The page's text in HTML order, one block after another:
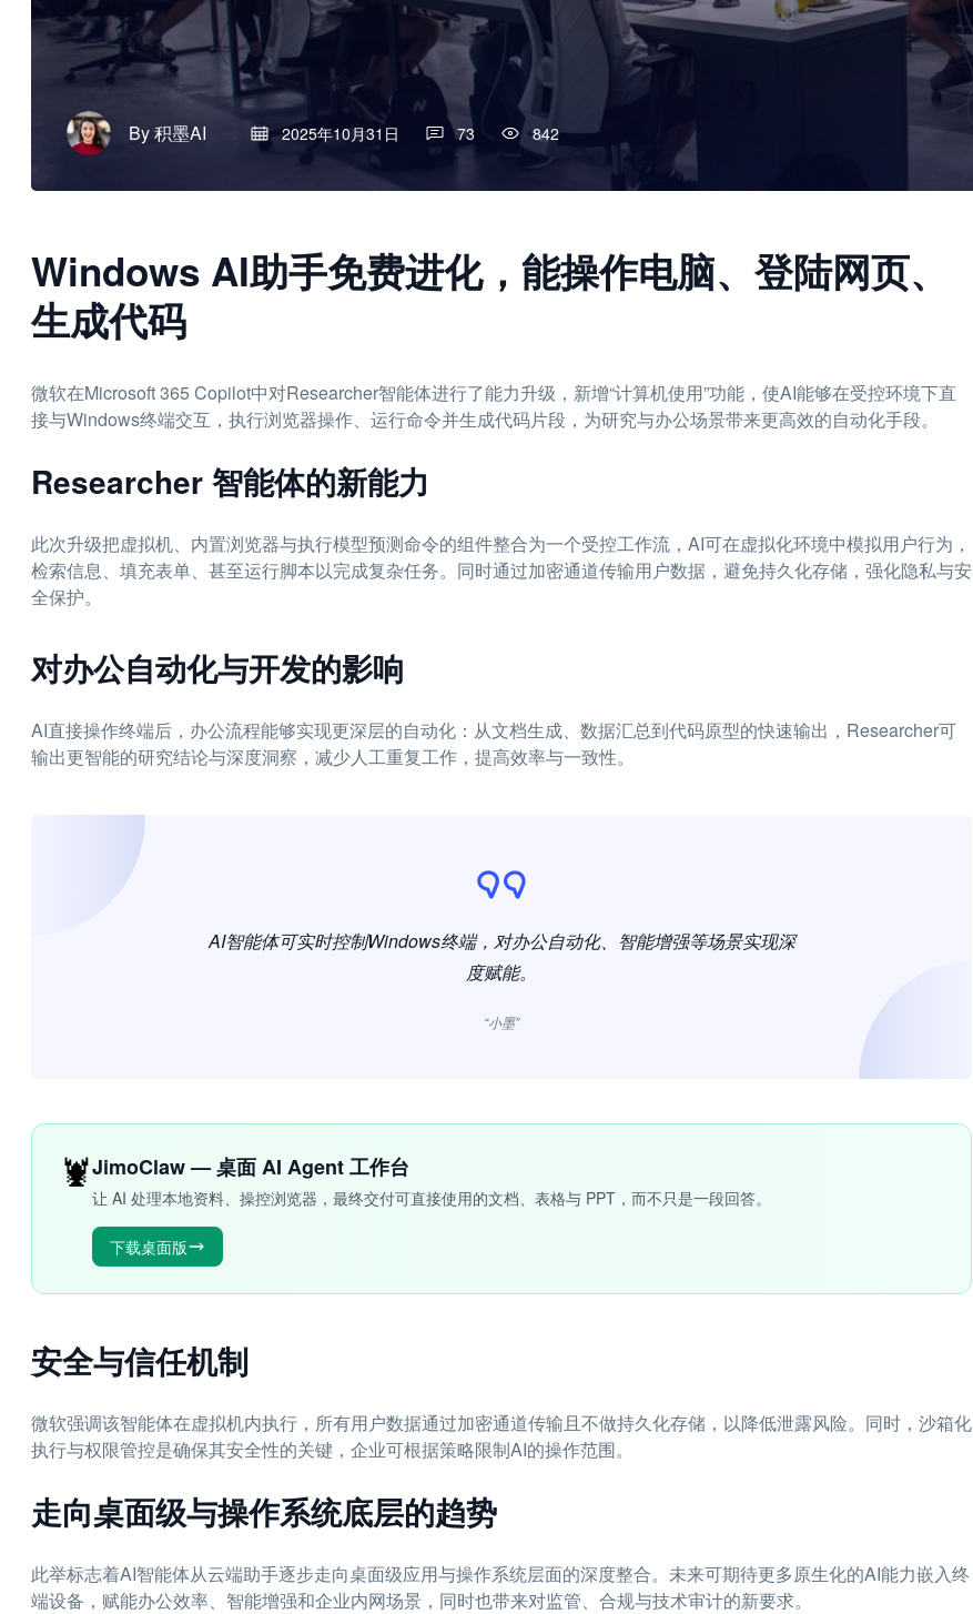
By积墨AI 2025年10月31日 73 842
Windows AI助手免费进化，能操作电脑、登陆网页、
生成代码
微软在Microsoft 365 Copilot中对Researcher智能体进行了能力升级，新增“计算机使用”功能，使AI能够在受控环境下直
接与Windows终端交互，执行浏览器操作、运行命令并生成代码片段，为研究与办公场景带来更高效的自动化手段。
Researcher 智能体的新能力
此次升级把虚拟机、内置浏览器与执行模型预测命令的组件整合为一个受控工作流，AI可在虚拟化环境中模拟用户行为，
检索信息、填充表单、甚至运行脚本以完成复杂任务。同时通过加密通道传输用户数据，避免持久化存储，强化隐私与安
全保护。
对办公自动化与开发的影响
AI直接操作终端后，办公流程能够实现更深层的自动化：从文档生成、数据汇总到代码原型的快速输出，Researcher可
输出更智能的研究结论与深度洞察，减少人工重复工作，提高效率与一致性。
AI智能体可实时控制Windows终端，对办公自动化、智能增强等场景实现深
度赋能。
“小墨”
🦞JimoClaw — 桌面 AI Agent 工作台
让 AI 处理本地资料、操控浏览器，最终交付可直接使用的文档、表格与 PPT，而不只是一段回答。
下载桌面版
安全与信任机制
微软强调该智能体在虚拟机内执行，所有用户数据通过加密通道传输且不做持久化存储，以降低泄露风险。同时，沙箱化
执行与权限管控是确保其安全性的关键，企业可根据策略限制AI的操作范围。
走向桌面级与操作系统底层的趋势
此举标志着AI智能体从云端助手逐步走向桌面级应用与操作系统层面的深度整合。未来可期待更多原生化的AI能力嵌入终
端设备，赋能办公效率、智能增强和企业内网场景，同时也带来对监管、合规与技术审计的新要求。